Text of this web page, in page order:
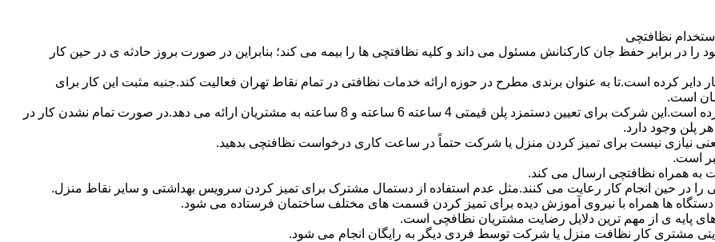
نظافتچی
برابر حفظ جان کارکنانش مسئول می داند و کلیه نظافتچی ها را بیمه می کند؛ بنابراین در صورت بروز حادثه ی در حین کار
کرده است.تا به عنوان برندی مطرح در حوزه ارائه خدمات نظافتی در تمام نقاط تهران فعالیت کند.جنبه مثبت این کار برای
است.
نظافچی قیمت کاملاً شفاف برای دستمزد نظافتچی مشخص کرده است.این شرکت برای تعیین دستمزد پلن قیمتی 4 ساعته 6 ساعته و 8 ساعته به مشتریان ارائه می دهد.در صورت تمام نشدن کار در
پلن وجود دارد.
است.
به همراه نظافتچی ارسال می کند.
را در حین انجام کار رعایت می کنند.مثل عدم استفاده از دستمال مشترک برای تمیز کردن سرویس بهداشتی و سایر نقاط منزل.
ها همراه با نیروی آموزش دیده برای تمیز کردن قسمت های مختلف ساختمان فرستاده می شود.
پایه ی از مهم ترین دلایل رضایت مشتریان نظافچی است.
مشتری کار نظافت منزل یا شرکت توسط فردی دیگر به رایگان انجام می شود.